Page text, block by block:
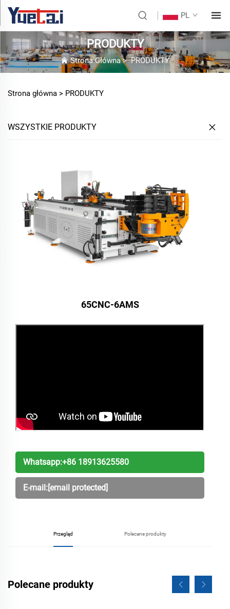
PL
PRODUKTY
Strona Główna>PRODUKTY
Strona główna > PRODUKTY
WSZYSTKIE PRODUKTY
65CNC-6AMS
Whatsapp:+86 18913625580
E-mail: [email protected]
Przegląd Polecane produkty
Polecane produkty